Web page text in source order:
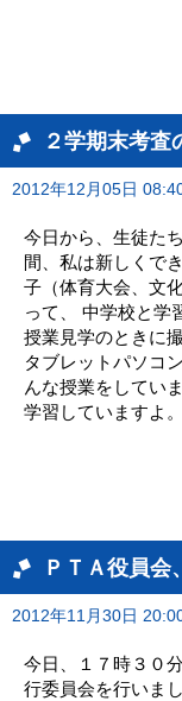
２学期末考査
2012年12月05日
今日から、生徒た
間、私は新しくで
子（体育大会、文
って、 中学校と学
授業見学のときに
タブレットパソコ
んな授業をしてい
学習していますよ
ＰＴＡ役員会
2012年11月30日
今日、１７時３０
行委員会を行いま